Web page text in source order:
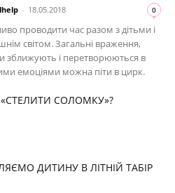
- 18.05.2018 0
проводити час разом з дітьми і
світом. Загальні враження,
зближують і перетворюються в
емоціями можна піти в цирк.
СОЛОМКУ»?
ДИТИНУ В ЛІТНІЙ ТАБІР